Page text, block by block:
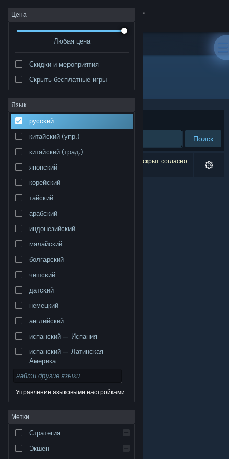
Войти
Сообщество
Информация
Поддержка
Изменить язык
Полная версия
© Valve Corporation. Все права сохранены. Все
торговые марки являются собственностью
Правовая информация
Соглашение подписчика Steam
Файлы cookie
Цена
Любая цена
Скидки и мероприятия
Скрыть бесплатные игры
Язык
русский
китайский (упр.)
китайский (трад.)
японский
корейский
тайский
арабский
индонезийский
малайский
болгарский
чешский
датский
немецкий
английский
испанский — Испания
испанский — Латинская
Америка
Управление языковыми настройками
Метки
Стратегия
Экшен
Разработчик: kivoro
Сортировать по
Поиск
Результатов по вашему запросу: 0. 1 продукт скрыт согласно
вашим настройкам.